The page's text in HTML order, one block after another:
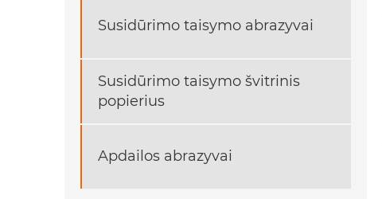
Susidūrimo taisymo abrazyvai
Susidūrimo taisymo švitrinis
popierius
Apdailos abrazyvai